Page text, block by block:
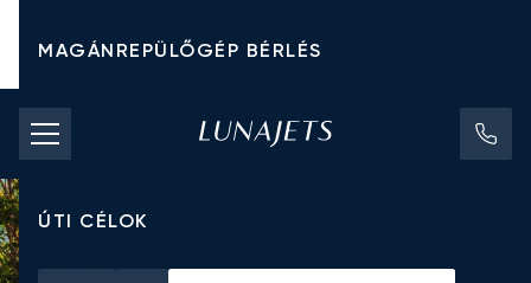
MAGÁNREPÜLŐGÉP BÉRLÉS
CHARTER ÁRAK
MAGÁNREPÜLŐGÉPEK
ÚTI CÉLOK